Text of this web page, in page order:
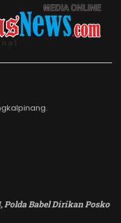
Polda Babel Dirikan Posko